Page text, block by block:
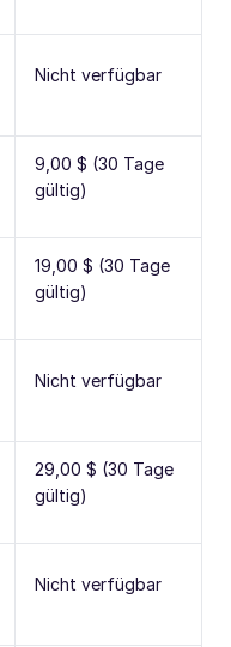
Nicht verfügbar
9,00 $ (30 Tage
gültig)
19,00 $ (30 Tage
gültig)
Nicht verfügbar
29,00 $ (30 Tage
gültig)
Nicht verfügbar